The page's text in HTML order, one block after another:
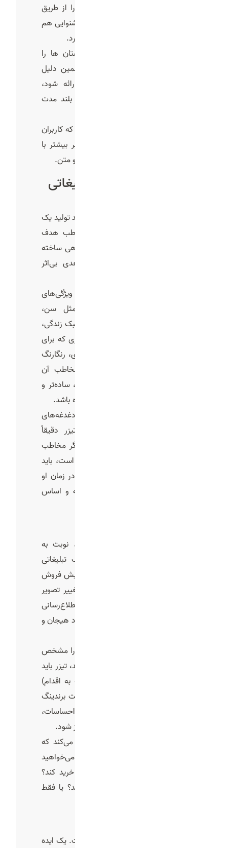
حدود 90% اطلاعات محیط اطراف را از طریق
دیدن دریافت می‌کند و وقتی حس شنوایی هم
به آن اضافه شود تاثیر چند برابری دارد.
مغز انسان تصاویر متحرک و داستان ها را
راحت تر به خاطر می‌سپارد. به همین دلیل
وقتی تبلیغ به صورت ویدیویی ارائه شود،
احتمال اینکه پیام برند در حافظه بلند مدت
تحقیقات بازاریابی نشان داده است که کاربران
در شبکه های اجتماعی چندین برابر بیشتر با
ویدئو تعامل می‌کنند نسبه به عکس و متن.
مراحل ساخت تیزر تبلیغاتی
اولین و شاید مهم‌ترین قدم در فرآیند تولید یک
تیزر تبلیغاتی، شناخت دقیق مخاطب هدف
است. اگر ندانیم تیزر برای چه گروهی ساخته
می‌شود، عملاً همه تلاش‌های بعدی بی‌اثر
شناخت مخاطب یعنی بررسی تمام ویژگی‌های
رفتاری و جمعیت‌شناختی او؛ مثل سن،
جنسیت، سطح تحصیلات، شغل، سبک زندگی،
علایق و نیازها. برای مثال، یک تیزری که برای
نوجوانان ساخته می‌شود باید پرانرژی، رنگارنگ
و پرتحرک باشد، اما تیزری که مخاطب آن
مدیران سازمان‌هاست باید رسمی‌تر، ساده‌تر و
همراه با پیام‌های منطقی و قانع‌کننده باشد.
همچنین شناخت مشکلات و دغدغه‌های
مخاطب کمک می‌کند محتوای تیزر دقیقاً
پاسخی به همان نیاز باشد. مثلاً اگر مخاطب
شما به دنبال صرفه‌جویی در وقت است، باید
نشان دهید که محصولتان چگونه در زمان او
صرفه‌جویی می‌کند. این مرحله پایه و اساس
بعد از اینکه مخاطب را شناختید، نوبت به
تعیین هدف اصلی می‌رسد. هدف تبلیغاتی
می‌تواند بسیار متفاوت باشد؛ از افزایش فروش
محصول، معرفی یک برند جدید، تغییر تصویر
ذهنی برند، جذب سرمایه‌گذار، اطلاع‌رسانی
درباره یک رویداد خاص، یا حتی ایجاد هیجان و
هدف درست، مسیر کلی تولید تیزر را مشخص
می‌کند. اگر هدف، فروش سریع باشد، تیزر باید
کوتاه، واضح و با یک CTA (دعوت به اقدام)
قوی همراه باشد. اما اگر هدف ساخت برندینگ
بلندمدت است، لازم است روی احساسات،
داستان‌سرایی و ارزش‌های برند تمرکز شود.
به عبارت دیگر، این مرحله تعیین می‌کند که
پیام اصلی تیزر چیست و در نهایت می‌خواهید
مخاطب چه واکنشی نشان دهد: خرید کند؟
تماس بگیرد؟ در سایت ثبت‌نام کند؟ یا فقط
ایده در واقع قلب تیزر تبلیغاتی است. یک ایده